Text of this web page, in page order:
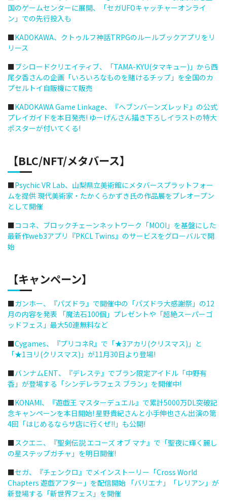
国のゲームセンターに展開、「セガUFOキャッチャーオンライ
ン」での先行投入も
■KADOKAWA、クトゥルフ神話TRPGのルールブックアプリをリ
リース
■ブシロードクリエイティブ、「TAMA-KYU(タマキュー)」から西
尾夕香さんの企画「いろいろなものを賭けるチップ」を全国のカ
プセルトイ自販機にて販売
■KADOKAWA Game Linkage、『ヘブンバーンズレッド』の公式
プレイガイドを本日発売! ゆーげんさん描き下ろしイラストの特大
ポスターが付いてくる!
【BLC/NFT/メタバース】
■Psychic VR Lab、山梨県立美術館にメタバースプラットフォー
ムを提供 現代美術家・たかくらかずき氏の作品展をプレオープン
として開催
■ココネ、ブロックチェーンネットワーク「MOOI」を基盤にした
最新作web3アプリ『PKCL Twins』のサービスをグローバルで開
始
【キャンペーン】
■ガンホー、『パズドラ』で開催中の「パズドラ大感謝祭」の12
月の内容を発表 「魔法石100個」プレゼントや「超絶スーパーゴ
ッドフェス」最大50連無料など
■Cygames、『プリコネR』で「★3アカリ(クリスマス)」と
「★1ヨリ(クリスマス)」が11月30日より登場!
■バンナムENT、『デレステ』でブラン限定アイドル「中野有
香」が登場する「シンデレラフェス ブラン」を開催中!
■KONAMI、『遊戯王 マスターデュエル』で累計5000万DL突破記
念キャンペーンを本日開始! 星野貴紀さんと小手伸也さん出演の第
4回「はじめるならサ店に行くぜ!!」も公開!
■スクエニ、『聖剣伝説 エコーズ オブ マナ』で「聖夜に輝く麗し
の星ステップガチャ」を明日開催!
■セガ、『チェンクロ』でメインストーリー「Cross World
Chapters 遊戯アフター」を配信開始 「バリエナ」「レリアン」が
新登場する「新世界フェス」を開催